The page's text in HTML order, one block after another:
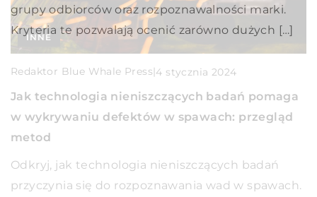
Redaktor Blue Whale Press|10 stycznia 2026
Zalety trwałego oznakowania w instalacjach
energii odnawialnej
Dowiedz się, jak trwałe oznakowanie może
zwiększyć efektywność i bezpieczeństwo
instalacji energii odnawialnej, jednocześnie
redukując koszty utrzymania.
grupy odbiorców oraz rozpoznawalności marki.
Kryteria te pozwalają ocenić zarówno dużych […]
INNE
Redaktor Blue Whale Press|4 stycznia 2024
Jak technologia nieniszczących badań pomaga
w wykrywaniu defektów w spawach: przegląd
metod
Odkryj, jak technologia nieniszczących badań
przyczynia się do rozpoznawania wad w spawach.